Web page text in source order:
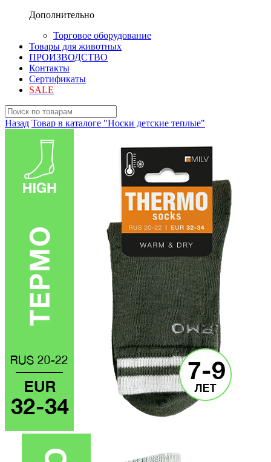
Дополнительно
Торговое оборудование
Товары для животных
ПРОИЗВОДСТВО
Контакты
Сертификаты
SALE
Назад Товар в каталоге "Носки детские теплые"